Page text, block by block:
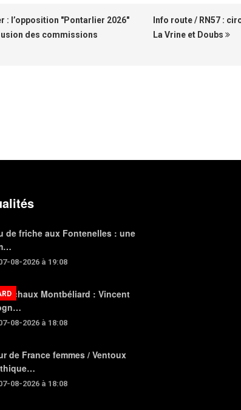
: l’opposition "Pontarlier 2026"
des commissions
Info route / RN57 :
La Vrine et Doubs
de friche aux Fontenelles : une
08-2026 à 19:08
Sochaux Montbéliard : Vincent
08-2026 à 18:08
de France femmes / Ventoux
08-2026 à 18:08